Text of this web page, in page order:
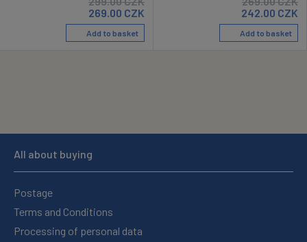
269.00 CZK
Add to basket
242.00 CZK
Add to basket
All about buying
Postage
Terms and Conditions
Processing of personal data